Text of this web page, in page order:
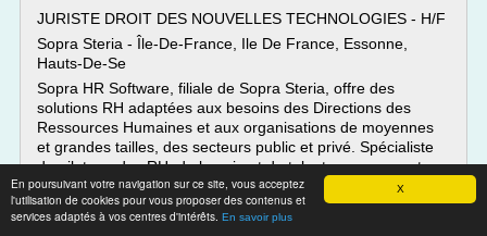
X
En poursuivant votre navigation sur ce site, vous acceptez
l'utilisation de cookies pour vous proposer des contenus et
services adaptés à vos centres d'intérêts. En savoir plus
JURISTE DROIT DES NOUVELLES TECHNOLOGIES - H/F
Sopra Steria - Île-De-France, Ile De France, Essonne,
Hauts-De-Se
Sopra HR Software, filiale de Sopra Steria, offre des
solutions RH adaptées aux besoins des Directions des
Ressources Humaines et aux organisations de moyennes
et grandes tailles, des secteurs public et privé. Spécialiste
du pilotage des RH, de la paie et du talent management
dans...
Lire la suite